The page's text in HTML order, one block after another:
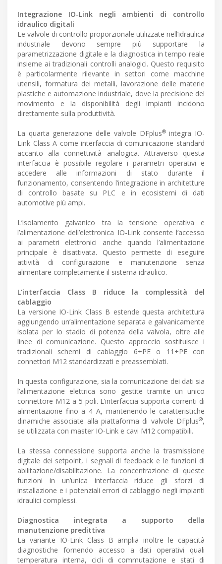
Integrazione IO-Link negli ambienti di controllo
idraulico digitali
Le valvole di controllo proporzionale utilizzate nell’idraulica
industriale devono sempre più supportare la
parametrizzazione digitale e la diagnostica in tempo reale
insieme ai tradizionali controlli analogici. Questo requisito
è particolarmente rilevante in settori come macchine
utensili, formatura dei metalli, lavorazione delle materie
plastiche e automazione industriale, dove la precisione del
movimento e la disponibilità degli impianti incidono
direttamente sulla produttività.
La quarta generazione delle valvole DFplus®integra IO-
Link Class A come interfaccia di comunicazione standard
accanto alla connettività analogica. Attraverso questa
interfaccia è possibile regolare i parametri operativi e
accedere alle informazioni di stato durante il
funzionamento, consentendo l’integrazione in architetture
di controllo basate su PLC e in ecosistemi di dati
automotive più ampi.
L’isolamento galvanico tra la tensione operativa e
l’alimentazione dell’elettronica IO-Link consente l’accesso
ai parametri elettronici anche quando l’alimentazione
principale è disattivata. Questo permette di eseguire
attività di configurazione e manutenzione senza
alimentare completamente il sistema idraulico.
L’interfaccia Class B riduce la complessità del
cablaggio
La versione IO-Link Class B estende questa architettura
aggiungendo un’alimentazione separata e galvanicamente
isolata per lo stadio di potenza della valvola, oltre alle
linee di comunicazione. Questo approccio sostituisce i
tradizionali schemi di cablaggio 6+PE o 11+PE con
connettori M12 standardizzati e preassemblati.
In questa configurazione, sia la comunicazione dei dati sia
l’alimentazione elettrica sono gestite tramite un unico
connettore M12 a 5 poli. L’interfaccia supporta correnti di
alimentazione fino a 4 A, mantenendo le caratteristiche
dinamiche associate alla piattaforma di valvole DFplus®,
se utilizzata con master IO-Link e cavi M12 compatibili.
La stessa connessione supporta anche la trasmissione
digitale dei setpoint, i segnali di feedback e le funzioni di
abilitazione/disabilitazione. La concentrazione di queste
funzioni in un’unica interfaccia riduce gli sforzi di
installazione e i potenziali errori di cablaggio negli impianti
idraulici complessi.
Diagnostica integrata a supporto della
manutenzione predittiva
La variante IO-Link Class B amplia inoltre le capacità
diagnostiche fornendo accesso a dati operativi quali
temperatura interna, cicli di commutazione e stati di